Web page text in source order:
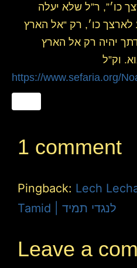
כו׳”, ר”ל שלא יעלה
כו׳, רק “אל הארץ
יהיה רק אל הארץ
https://www.sefaria.org/
1 comment
Pingback: Lech
Tamid | לנגדי תמיד
Leave a